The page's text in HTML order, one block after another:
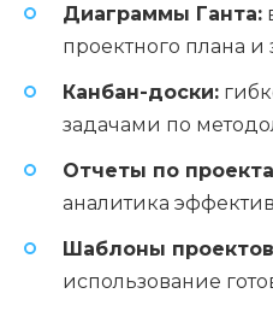
Диаграммы Ганта:
проектного плана и
Канбан-доски:
задачами по
Отчеты по
аналитика
Шаблоны
использование